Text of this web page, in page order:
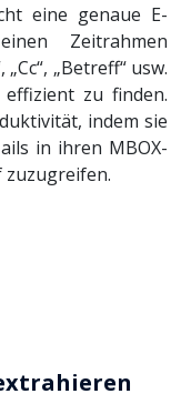
eine genaue E-
Zeitrahmen
„Betreff“ usw.
zu finden.
indem sie
in ihren MBOX-
zuzugreifen.